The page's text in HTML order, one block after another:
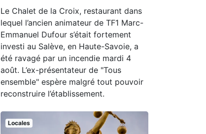
Le Chalet de la Croix, restaurant dans
lequel l’ancien animateur de TF1 Marc-
Emmanuel Dufour s’était fortement
investi au Salève, en Haute-Savoie, a
été ravagé par un incendie mardi 4
août. L’ex-présentateur de "Tous
ensemble" espère malgré tout pouvoir
reconstruire l’établissement.
Locales